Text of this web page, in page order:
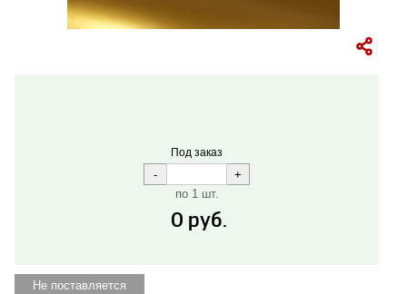
Под заказ
по 1 шт.
0 руб.
Не поставляется